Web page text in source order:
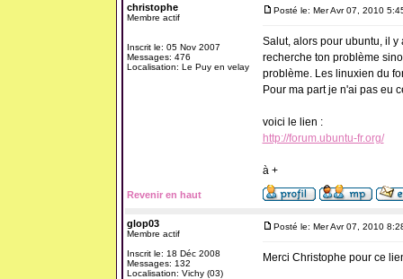
christophe
Membre actif
Inscrit le: 05 Nov 2007
Messages: 476
Localisation: Le Puy en velay
Posté le: Mer Avr 07, 2010
Salut, alors pour ubuntu, il y
recherche ton problème
problème. Les linuxien du
Pour ma part je n'ai pas eu
voici le lien :
http://forum.ubuntu-fr.org/
à +
Revenir en haut
glop03
Membre actif
Inscrit le: 18 Déc 2008
Messages: 132
Localisation: Vichy (03)
Posté le: Mer Avr 07, 2010
Merci Christophe pour ce